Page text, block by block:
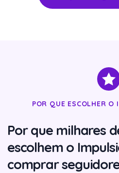
POR QUE ESCOLHER O
Por que milhares
escolhem o
comprar